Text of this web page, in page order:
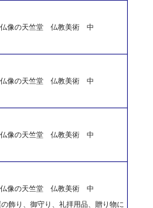
像の天竺堂 仏教美術 中
像の天竺堂 仏教美術 中
像の天竺堂 仏教美術 中
像の天竺堂 仏教美術 中
飾り、御守り、礼拝用品、贈り物に